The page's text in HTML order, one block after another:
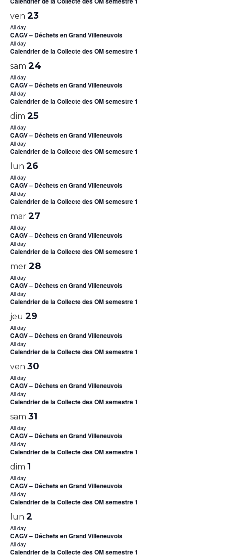
ven 23
All day
CAGV – Déchets en Grand Villeneuvois
All day
Calendrier de la Collecte des OM semestre 1
sam 24
All day
CAGV – Déchets en Grand Villeneuvois
All day
Calendrier de la Collecte des OM semestre 1
dim 25
All day
CAGV – Déchets en Grand Villeneuvois
All day
Calendrier de la Collecte des OM semestre 1
lun 26
All day
CAGV – Déchets en Grand Villeneuvois
All day
Calendrier de la Collecte des OM semestre 1
mar 27
All day
CAGV – Déchets en Grand Villeneuvois
All day
Calendrier de la Collecte des OM semestre 1
mer 28
All day
CAGV – Déchets en Grand Villeneuvois
All day
Calendrier de la Collecte des OM semestre 1
jeu 29
All day
CAGV – Déchets en Grand Villeneuvois
All day
Calendrier de la Collecte des OM semestre 1
ven 30
All day
CAGV – Déchets en Grand Villeneuvois
All day
Calendrier de la Collecte des OM semestre 1
sam 31
All day
CAGV – Déchets en Grand Villeneuvois
All day
Calendrier de la Collecte des OM semestre 1
dim 1
All day
CAGV – Déchets en Grand Villeneuvois
All day
Calendrier de la Collecte des OM semestre 1
lun 2
All day
CAGV – Déchets en Grand Villeneuvois
All day
Calendrier de la Collecte des OM semestre 1